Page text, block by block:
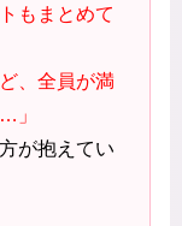
もまとめて
、全員が満
」
が抱えてい